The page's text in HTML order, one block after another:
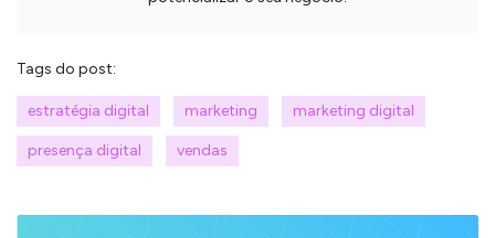
Tags do post:
estratégia digital marketing marketing digital
presença digital vendas